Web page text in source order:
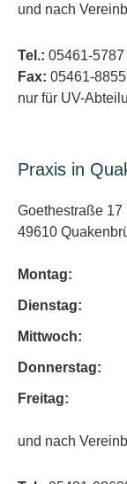
und nach
Tel.: 05461-5787
Fax: 05461-
nur für UV-
Praxis in
Goethestraße 17
49610
Montag:
Dienstag:
Mittwoch:
Donnerstag:
Freitag:
und nach